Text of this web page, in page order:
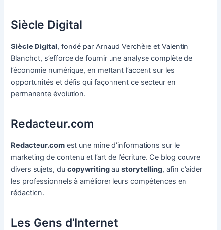
Siècle Digital
Siècle Digital, fondé par Arnaud Verchère et Valentin
Blanchot, s’efforce de fournir une analyse complète de
l’économie numérique, en mettant l’accent sur les
opportunités et défis qui façonnent ce secteur en
permanente évolution.
Redacteur.com
Redacteur.com est une mine d’informations sur le
marketing de contenu et l’art de l’écriture. Ce blog couvre
divers sujets, ducopywriting austorytelling, afin d’aider
les professionnels à améliorer leurs compétences en
rédaction.
Les Gens d’Internet